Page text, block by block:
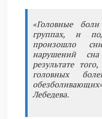
«Головные
группах, и
произошло
нарушений
результате
головных
Лебедева.